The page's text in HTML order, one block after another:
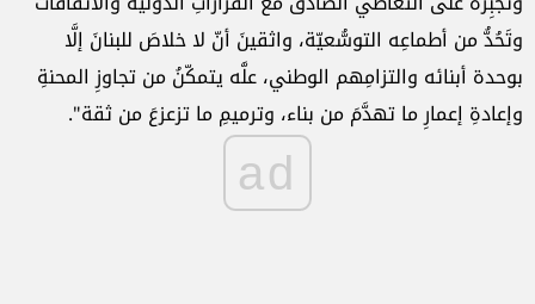
وتَحُدُّ من أطماعِه التوسُّعيّة، واثقينَ أنّ لا خلاصَ للبنانَ إلَّا
بوحدة أبنائه والتزامِهم الوطني، علَّه يتمكّنُ ‏من تجاوزِ المحنةِ
وإعادةِ إعمارِ ما تهدَّمَ من بناء، وترميمِ ما تزعزعَ من ثقة".
ad